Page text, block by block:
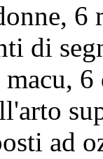
6
di
ad